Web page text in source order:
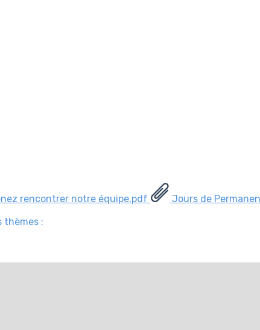
rencontrer notre équipe.pdf Jours de
thèmes :